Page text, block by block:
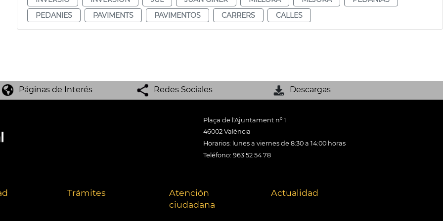
PEDANIES
PAVIMENTS PAVIMENTOS CARRERS CALLES
Páginas de Interés Redes Sociales Descargas
Plaça de l'Ajuntament nº 1
46002 València
Horarios: lunes a viernes de 8:30 a 14:00 horas
Teléfono: 963 52 54 78
Trámites
Atención
ciudadana
Actualidad